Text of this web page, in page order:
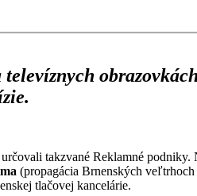
televíznych
takzvané Reklamné
(propagácia Brnenských veľtrhoch
tlačovej kancelárie.